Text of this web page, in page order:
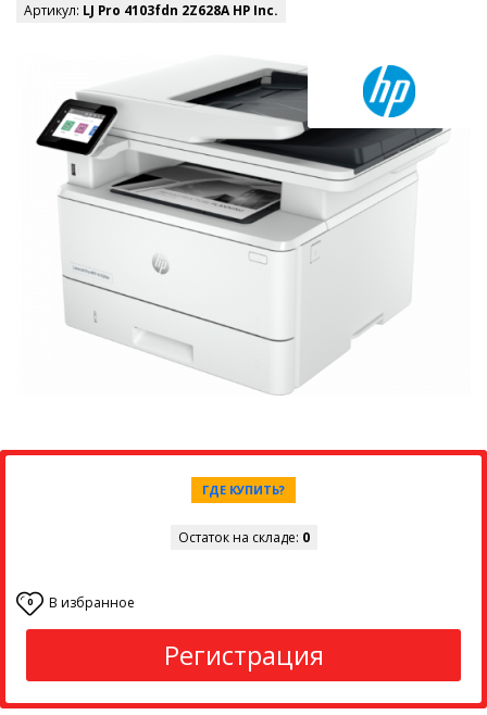
Артикул: LJ Pro 4103fdn 2Z628A HP Inc.
ГДЕ КУПИТЬ?
Остаток на складе: 0
0 В избранное
Регистрация